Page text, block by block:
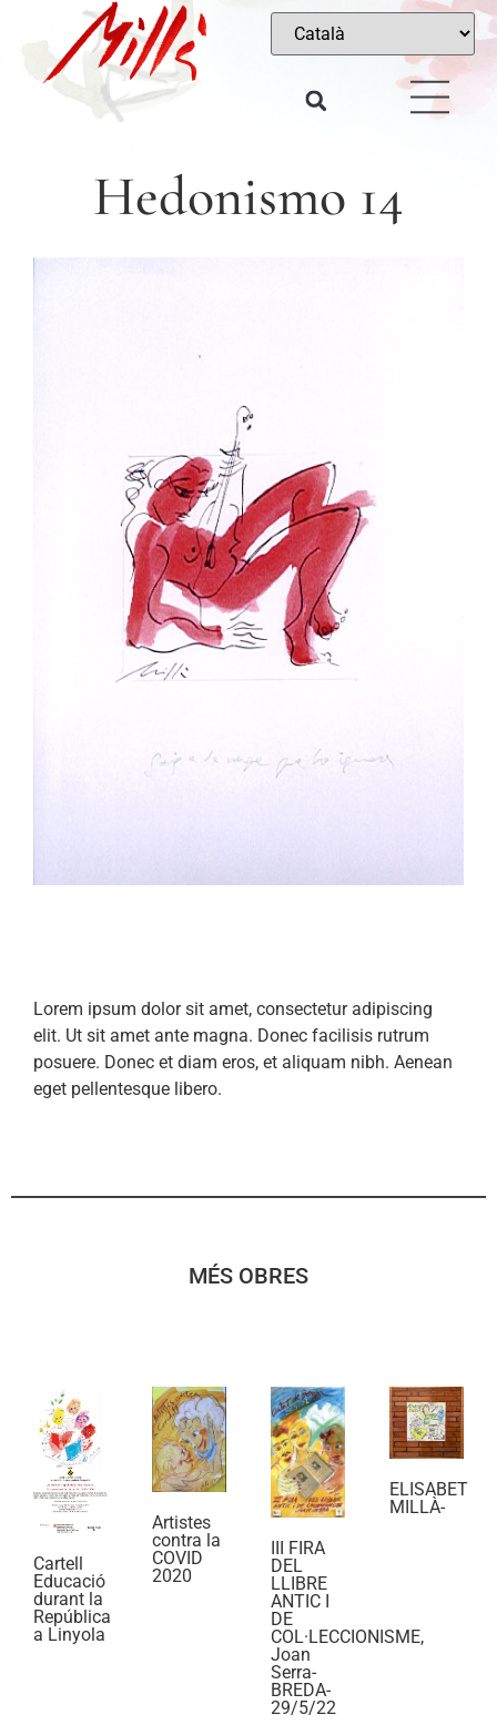
Hedonismo 14
Lorem ipsum dolor sit amet, consectetur adipiscing
elit. Ut sit amet ante magna. Donec facilisis rutrum
posuere. Donec et diam eros, et aliquam nibh. Aenean
eget pellentesque libero.
MÉS OBRES
Cartell
Educació
durant la
República
a Linyola
Artistes
contra la
COVID
2020
III FIRA
DEL
LLIBRE
ANTIC I
DE
COL·LECCIONISME,
Joan
Serra-
BREDA-
29/5/22
ELISABET
MILLÀ-